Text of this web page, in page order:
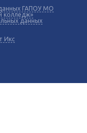
ГАПОУ МО
колледж»
данных
Икс